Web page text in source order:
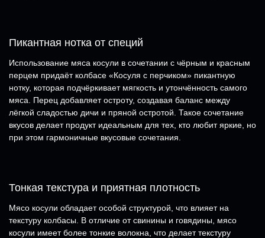
Пикантная нотка от специй
Использование мяса косули в сочетании с чёрным и красным
перцем придаёт колбасе «Косуля с перчиком» пикантную
нотку, которая подчёркивает мягкость и утончённость самого
мяса. Перец добавляет остроту, создавая баланс между
лёгкой сладостью дичи и пряной остротой. Такое сочетание
вкусов делает продукт идеальным для тех, кто любит яркие, но
при этом гармоничные вкусовые сочетания.
Тонкая текстура и приятная плотность
Мясо косули обладает особой структурой, что влияет на
текстуру колбасы. В отличие от свинины и говядины, мясо
косули имеет более тонкие волокна, что делает текстуру